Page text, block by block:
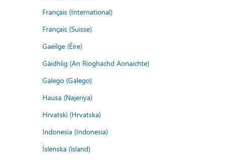
Français (International)
Français (Suisse)
Gaeilge (Éire)
Gàidhlig (An Rìoghachd Aonaichte)
Galego (Galego)
Hausa (Najeriya)
Hrvatski (Hrvatska)
Indonesia (Indonesia)
Íslenska (ísland)